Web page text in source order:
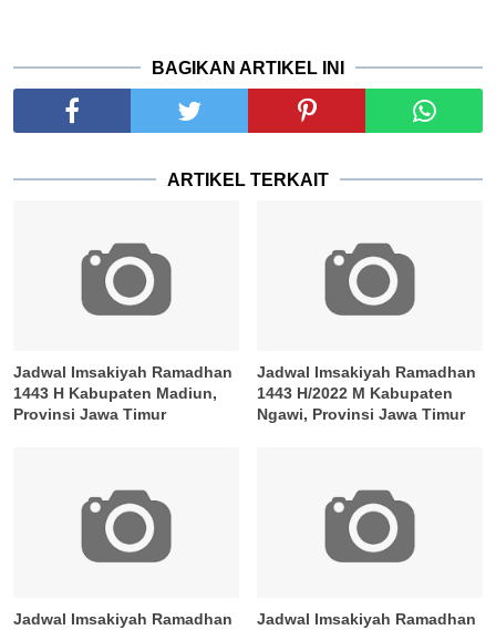
BAGIKAN ARTIKEL INI
ARTIKEL TERKAIT
Jadwal Imsakiyah Ramadhan
1443 H Kabupaten Madiun,
Provinsi Jawa Timur
Jadwal Imsakiyah Ramadhan
1443 H/2022 M Kabupaten
Ngawi, Provinsi Jawa Timur
Jadwal Imsakiyah Ramadhan Jadwal Imsakiyah Ramadhan